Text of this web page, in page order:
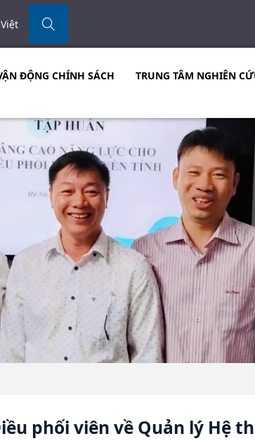
ĐỘNG CHÍNH SÁCH TRUNG TÂM NGHIÊN
phối viên về Quản lý Hệ